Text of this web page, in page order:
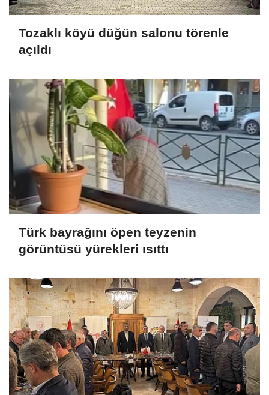
Tozaklı köyü düğün salonu törenle
açıldı
Türk bayrağını öpen teyzenin
görüntüsü yürekleri ısıttı